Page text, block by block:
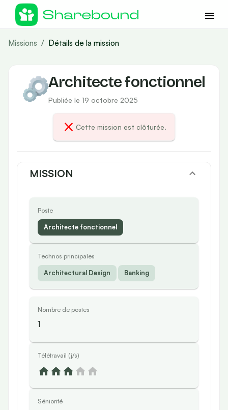
Missions / Détails de la mission
Architecte fonctionnel
Publiée le 19 octobre 2025
Cette mission est clôturée.
MISSION
Poste
Architecte fonctionnel
Technos principales
Architectural Design Banking
Nombre de postes
1
Télétravail (j/s)
Séniorité